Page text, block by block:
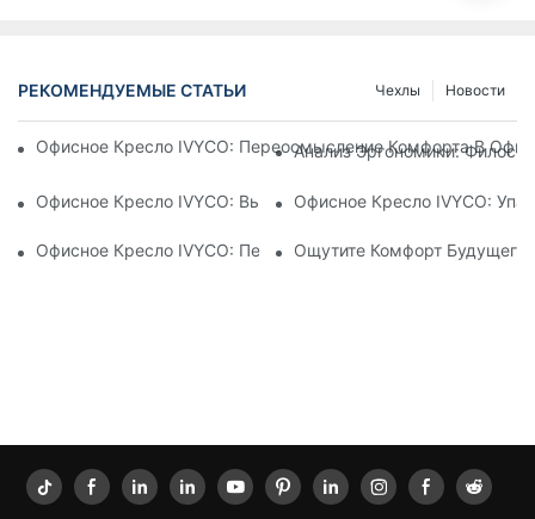
РЕКОМЕНДУЕМЫЕ СТАТЬИ Новости
Чехлы
Офисное Кресло IVYCO: Переосмысление Комфорта В
Анализ Эргономики:
Офисное Кресло IVYCO: Высочайший Комфорт Благодаря
Офисное Кресло IVYCO:
Офисное Кресло IVYCO: Переосмысление Комфорта На
Ощутите Комфорт